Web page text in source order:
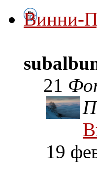
Винни-
21
19